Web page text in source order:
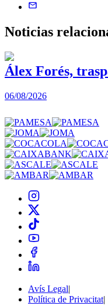
Noticias
Álex Forés,
06/08/2026
Avís Legal|
Política de Privacitat|